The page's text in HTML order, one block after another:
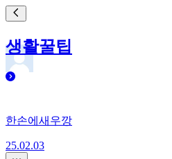
생활꿀팁
한손에새우깡
25.02.03